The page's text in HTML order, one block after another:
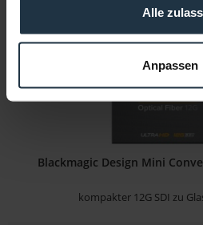
Alle
Anpassen
Blackmagic Design Mini
kompakter 12G SDI zu